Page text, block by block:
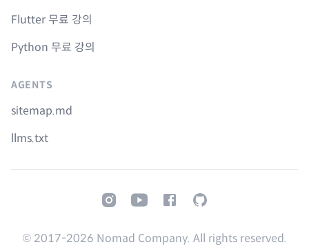
Flutter 무료 강의
Python 무료 강의
AGENTS
sitemap.md
llms.txt
InstagramYoutubeFacebookGitHub
© 2017-2026 Nomad Company. All rights reserved.